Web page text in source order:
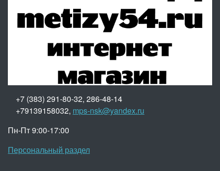
+7 (383) 291-80-32, 286-48-14
+79139158032, mps-nsk@yandex.ru
Пн-Пт 9:00-17:00
Персональный раздел